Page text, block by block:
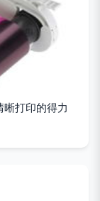
打印的得力